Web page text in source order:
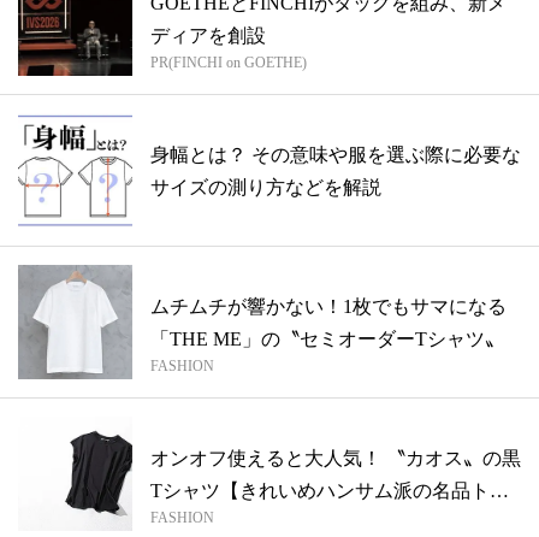
ディアを創設
PR(FINCHI on GOETHE)
身幅とは？ その意味や服を選ぶ際に必要な
サイズの測り方などを解説
ムチムチが響かない！1枚でもサマになる
「THE ME」の〝セミオーダーTシャツ〟
FASHION
オンオフ使えると大人気！ 〝カオス〟の黒
Tシャツ【きれいめハンサム派の名品トッ
プ...
FASHION